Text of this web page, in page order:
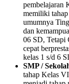
pembelajaran
memiliki tahap
umumnya
dan
06 SD, Tetapi
cepat
kelas 1 s/d 6
SMP /
tahap Kelas